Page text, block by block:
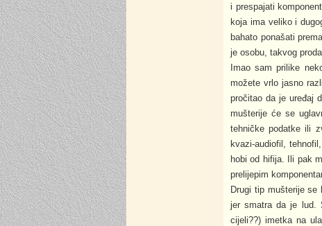
i prespajati
koja ima veliko i
bahato ponašati
je osobu, takvog
Imao sam prilike
možete vrlo jasno
pročitao da je uređaj
mušterije će se
tehničke podatke ili
kvazi-audiofil,
hobi od hifija. Ili pak
prelijepim
Drugi tip mušterije
jer smatra da je lud.
cijeli??) imetka na